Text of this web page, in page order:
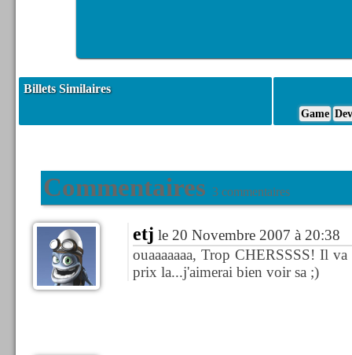
Billets Similaires
Game
Commentaires 3 commentaires
etj le 20 Novembre 2007 à 20:38
ouaaaaaaa, Trop CHERSSSS! Il
prix la...j'aimerai bien voir sa ;)